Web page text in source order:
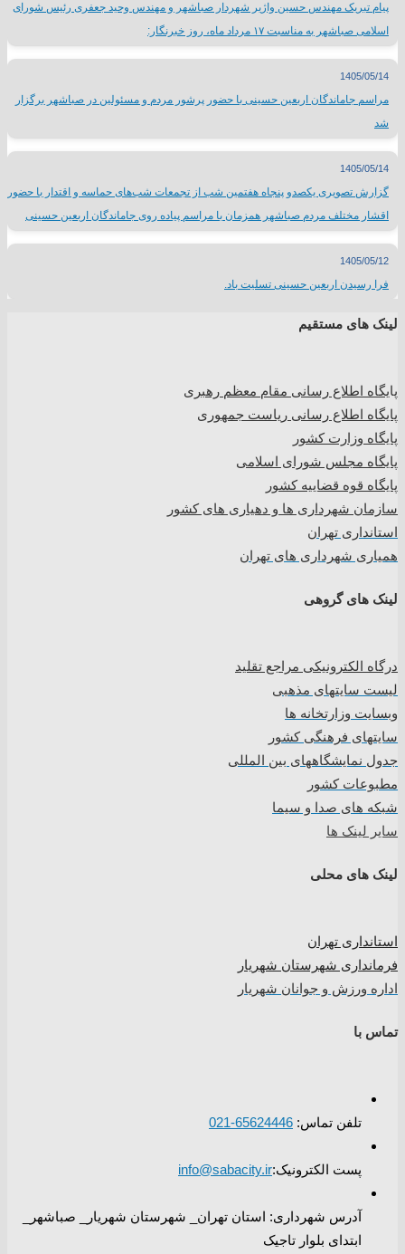
پیام تبریک مهندس حسین واژیر شهردار صباشهر و مهندس وحید جعفری رئیس شورای
اسلامی صباشهر به مناسبت ۱۷ مرداد ماه، روز خبرنگار:
1405/05/14
مراسم جاماندگان اربعین حسینی با حضور پرشور مردم و مسئولین در صباشهر برگزار
شد
1405/05/14
گزارش تصویری یکصدو پنجاه هفتمین شب از تجمعات شب‌های حماسه و اقتدار با حضور
اقشار مختلف مردم صباشهر همزمان با مراسم پیاده روی جاماندگان اربعین حسینی
1405/05/12
فرا رسیدن اربعین حسینی تسلیت باد.
لینک های مستقیم
پایگاه اطلاع رسانی مقام معظم رهبری
پایگاه اطلاع رسانی ریاست جمهوری
پایگاه وزارت کشور
پایگاه مجلس شورای اسلامی
پایگاه قوه قضاییه کشور
سازمان شهرداری ها و دهیاری های کشور
استانداری تهران
همیاری شهرداری های تهران
لینک های گروهی
درگاه الکترونیکی مراجع تقلید
لیست سایتهای مذهبی
وبسایت وزارتخانه ها
سایتهای فرهنگی کشور
جدول نمایشگاههای بین المللی
مطبوعات کشور
شبکه های صدا و سیما
سایر لینک ها
لینک های محلی
استانداری تهران
فرمانداری شهرستان شهریار
اداره ورزش و جوانان شهریار
تماس با
تلفن تماس: 65624446-021
پست الکترونیک:info@sabacity.ir
آدرس شهرداری: استان تهران_ شهرستان شهریار_ صباشهر_
ابتدای بلوار تاجیک